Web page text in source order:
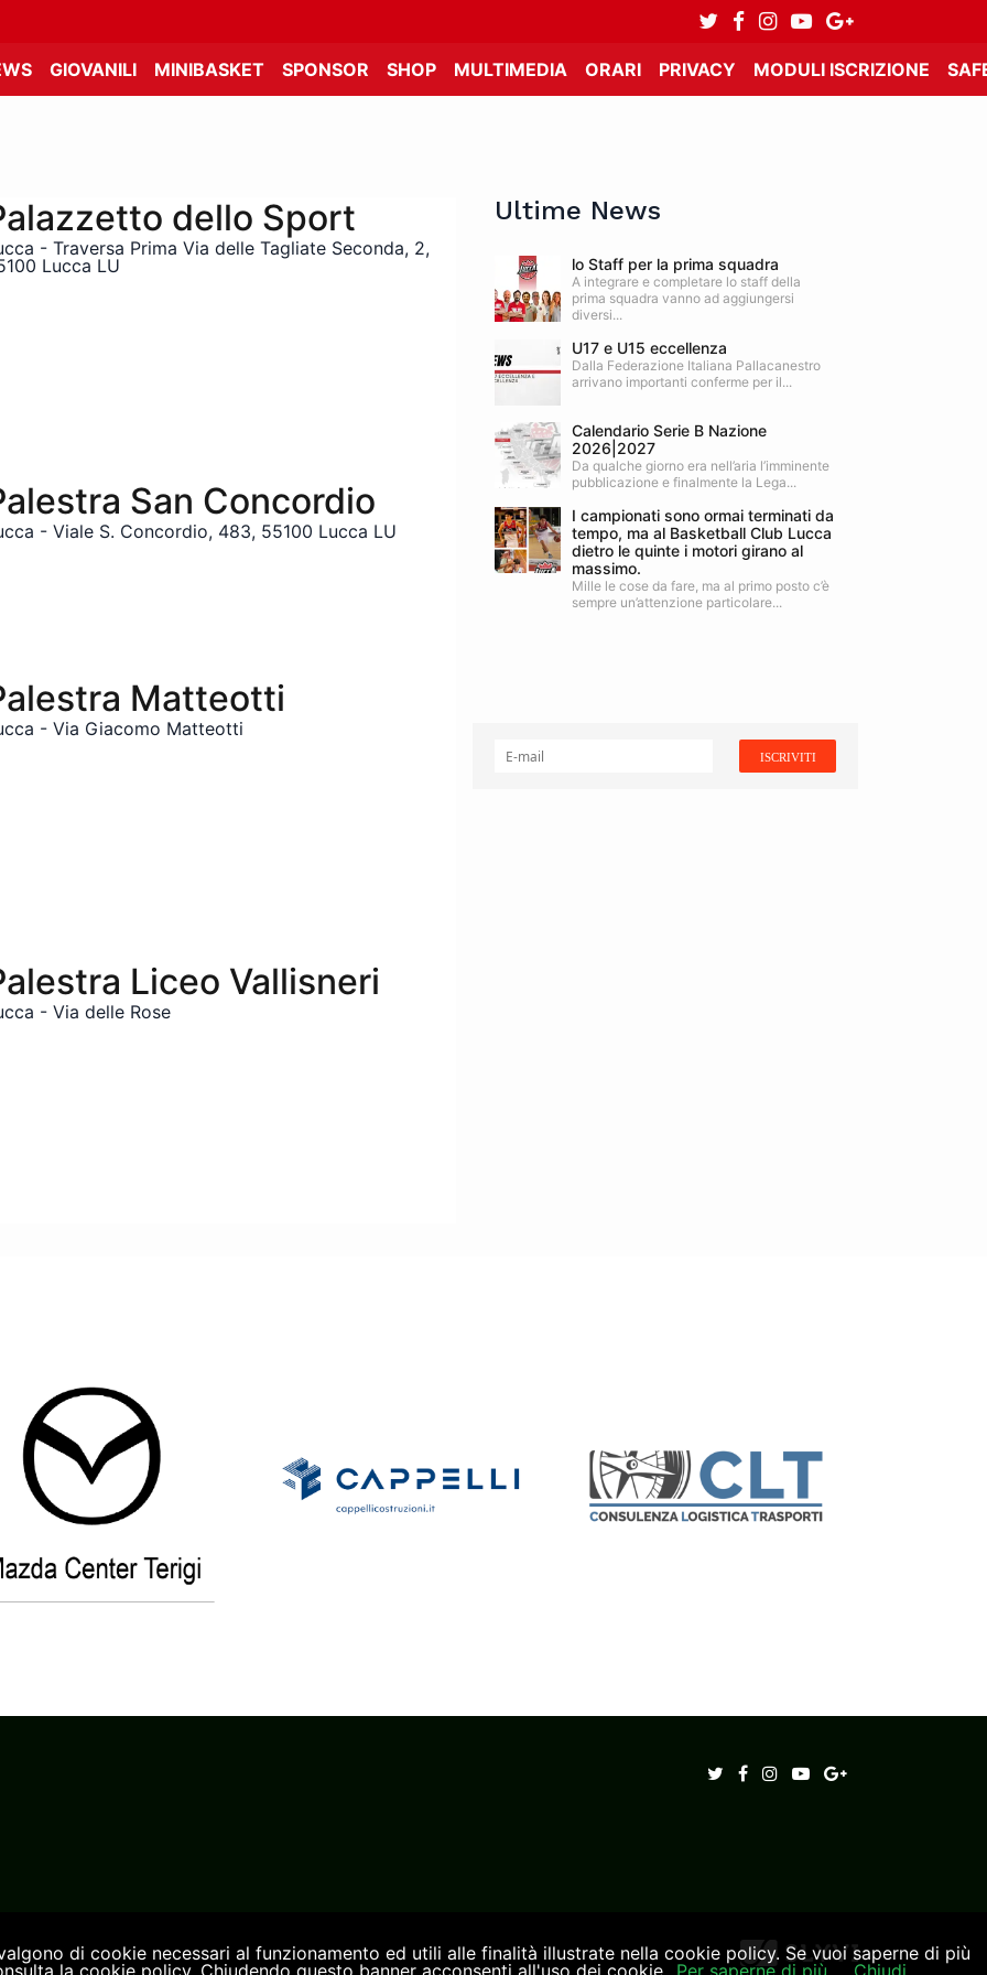
GIOVANILI MINIBASKET SPONSOR SHOP MULTIMEDIA ORARI PRIVACY MODULI ISCRIZIONE
dello Sport
- Traversa Prima Via delle Tagliate Seconda, 2,
Lucca LU
San Concordio
- Viale S. Concordio, 483, 55100 Lucca LU
Matteotti
- Via Giacomo Matteotti
Liceo Vallisneri
- Via delle Rose
Ultime News
lo Staff per la prima squadra
A integrare e completare lo staff della
prima squadra vanno ad aggiungersi
diversi...
U17 e U15 eccellenza
Dalla Federazione Italiana Pallacanestro
arrivano importanti conferme per il...
Calendario Serie B Nazione
2026|2027
Da qualche giorno era nell’aria l’imminente
pubblicazione e finalmente la Lega...
I campionati sono ormai terminati da
tempo, ma al Basketball Club Lucca
dietro le quinte i motori girano al
massimo.
Mille le cose da fare, ma al primo posto c’è
sempre un’attenzione particolare...
di cookie necessari al funzionamento ed utili alle finalità illustrate nella cookie policy. Se vuoi saperne di più
la cookie policy. Chiudendo questo banner acconsenti all'uso dei cookie.
Per saperne di più Chiudi